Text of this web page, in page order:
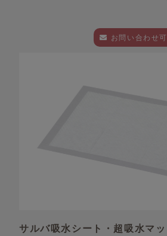
お問い合わせ可
サルバ吸水シート・超吸水マッ